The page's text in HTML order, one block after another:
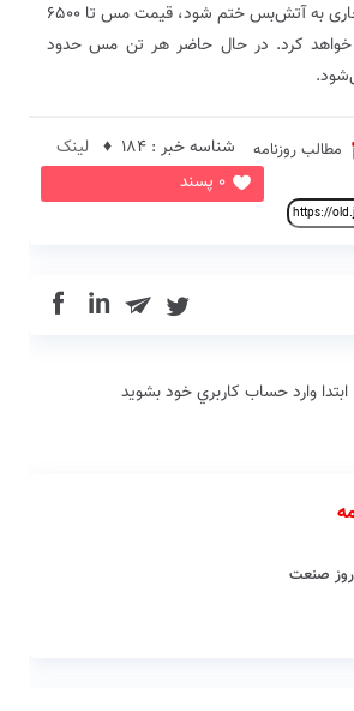
می‌گویند اگر جنگ تجاری به آتش‌بس ختم شود، قیمت مس تا ۶۵۰۰
خواهد کرد. در حال حاضر هر تن مس حدود
مطالب روزنامه
0 پسند
شناسه خبر : 184 ♦
لینک
in
ابتدا وارد حساب كاربري خود بشويد
روز صنعت